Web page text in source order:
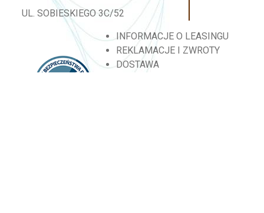
UL. SOBIESKIEGO 3C/52
INFORMACJE O LEASINGU
REKLAMACJE I ZWROTY
DOSTAWA